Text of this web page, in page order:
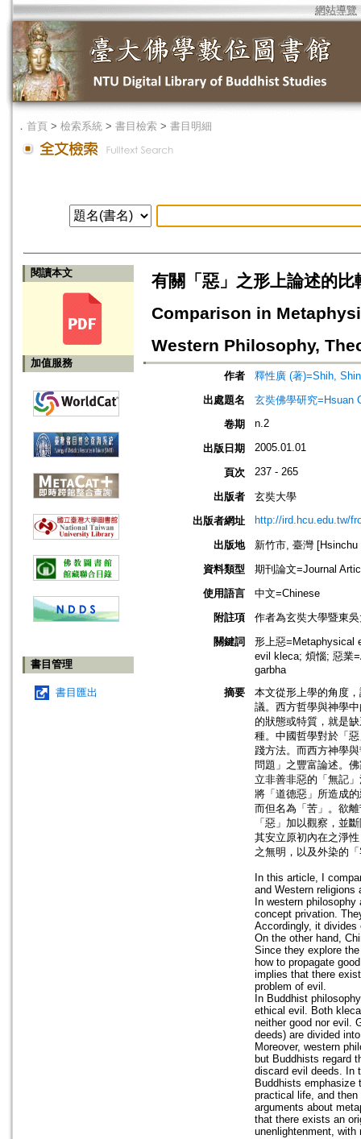
網站導覽
． 首頁 > 檢索系統 > 書目檢索 > 書目明細
閱讀本文
加值服務
書目管理
書目匯出
有關「惡」之形上論述的
Comparison in
Western Philosophy,
作者
釋性廣 (著)=Shih,
出處題名
玄奘佛學研究=Hsuan
卷期
n.2
出版日期 2005.01.01
頁次 237 - 265
出版者
玄奘大學
出版者網址
http://ird.hcu.edu.tw/
出版地
新竹市, 臺灣 [Hsinchu
資料類型
期刊論文=Journal
使用語言
中文=Chinese
附註項
作者為玄奘大學暨東
關鍵詞
形上惡=Metaphysical
evil kleca; 煩惱; 惡業
garbha
摘要
本文從形上學的角度
議。西方哲學與神學
的狀態或特質，就是
種。中國哲學對於「
踐方法。而西方神學
問題」之豐富論述。
立非善非惡的「無記
將「道德惡」所造成
而但名為「苦」。欲
「惡」加以觀察，並
其安立原初內在之淨
之無明，以及外染的
In this article, I
and Western religions
In western
concept privation.
Accordingly, it
On the other hand,
Since they explore
how to propagate
implies that there
problem of evil.
In Buddhist
ethical evil. Both
neither good nor evil.
deeds) are divided
Moreover, western
but Buddhists regard
discard evil deeds. In
Buddhists emphasize
practical life, and
arguments about
that there exists an
unenlightenment,